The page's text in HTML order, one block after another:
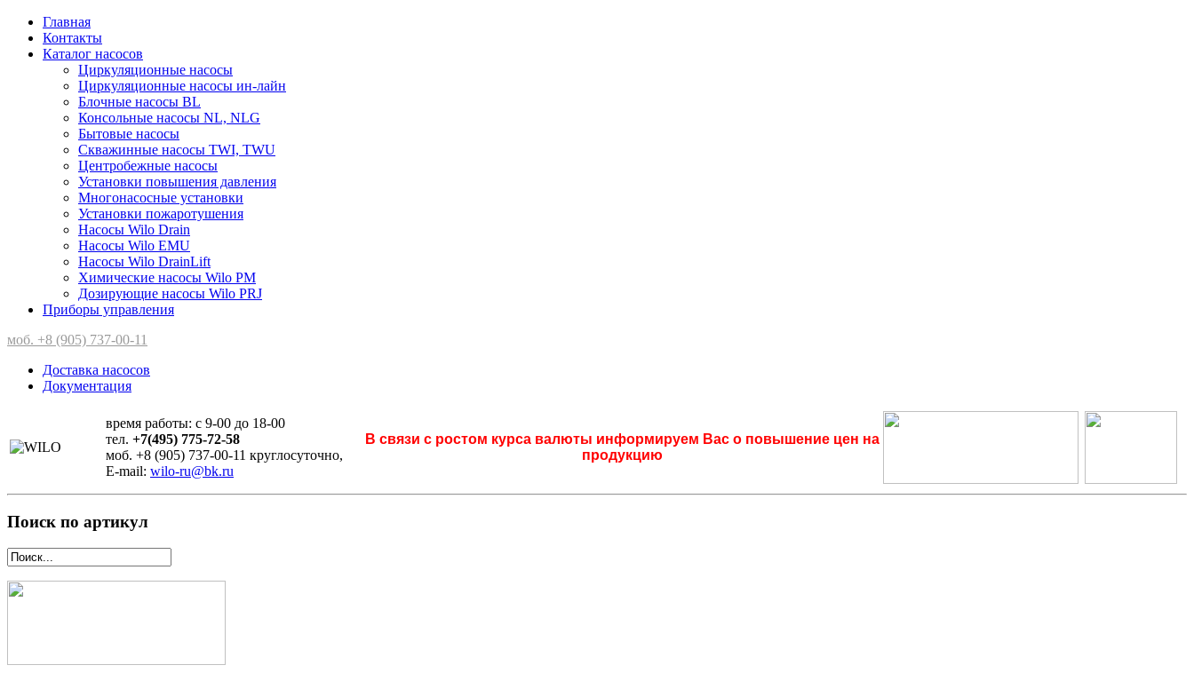
Главная
Контакты
Каталог насосов
Циркуляционные насосы
Циркуляционные насосы ин-лайн
Блочные насосы BL
Консольные насосы NL, NLG
Бытовые насосы
Скважинные насосы TWI, TWU
Центробежные насосы
Установки повышения давления
Многонасосные установки
Установки пожаротушения
Насосы Wilo Drain
Насосы Wilo EMU
Насосы Wilo DrainLift
Химические насосы Wilo PM
Дозирующие насосы Wilo PRJ
Приборы управления
моб. +8 (905) 737-00-11
Доставка насосов
Документация
время работы: с 9-00 до 18-00
тел. +7(495) 775-72-58
моб. +8 (905) 737-00-11 круглосуточно,
E-mail: wilo-ru@bk.ru
В связи с ростом курса валюты информируем Вас о повышение цен на
продукцию
Поиск по артикул